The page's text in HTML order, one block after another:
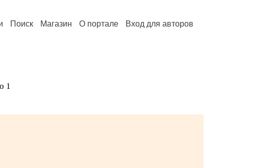
Поиск Магазин О портале Вход для авторов
1